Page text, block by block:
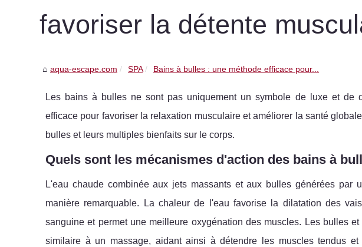
favoriser la détente
aqua-escape.com SPA Bains à bulles : une méthode efficace pour...
Les bains à bulles ne sont pas uniquement un symbole de luxe et de
efficace pour favoriser la relaxation musculaire et améliorer la santé
bulles et leurs multiples bienfaits sur le corps.
Quels sont les mécanismes d'action des bains à
L'eau chaude combinée aux jets massants et aux bulles générées par
manière remarquable. La chaleur de l'eau favorise la dilatation des
sanguine et permet une meilleure oxygénation des muscles. Les bulles
similaire à un massage, aidant ainsi à détendre les muscles tendus